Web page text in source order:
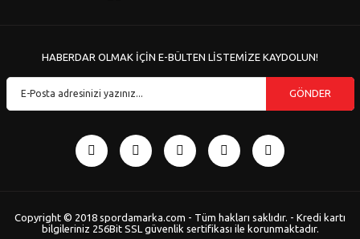
HABERDAR OLMAK İÇİN E-BÜLTEN LİSTEMİZE KAYDOLUN!
GÖNDER
Copyright © 2018 spordamarka.com - Tüm hakları saklıdır. - Kredi kartı
bilgileriniz 256Bit SSL güvenlik sertifikası ile korunmaktadır.